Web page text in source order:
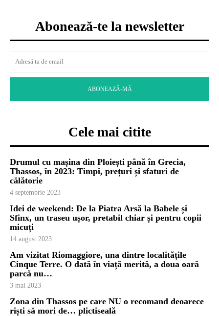
Abonează-te la newsletter
ABONEAZĂ-MĂ
Cele mai citite
Drumul cu mașina din Ploiești până în Grecia,
Thassos, în 2023: Timpi, prețuri și sfaturi de
călătorie
4 septembrie 2023
Idei de weekend: De la Piatra Arsă la Babele și
Sfinx, un traseu ușor, pretabil chiar și pentru copii
micuți
14 august 2023
Am vizitat Riomaggiore, una dintre localitățile
Cinque Terre. O dată în viață merită, a doua oară
parcă nu…
3 mai 2023
Zona din Thassos pe care NU o recomand deoarece
riști să mori de… plictiseală